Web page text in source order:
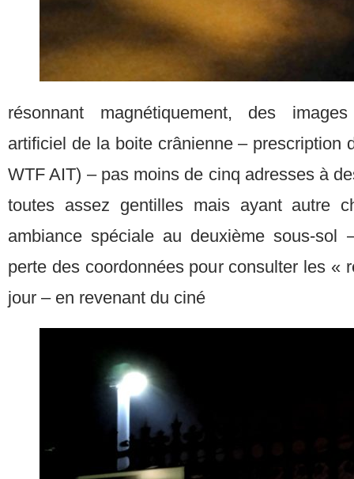
résonnant magnétiquement, des images
artificiel de la boite crânienne – prescription
WTF AIT) – pas moins de cinq adresses à
toutes assez gentilles mais ayant autre
ambiance spéciale au deuxième sous-
perte des coordonnées pour consulter les «
jour – en revenant du ciné